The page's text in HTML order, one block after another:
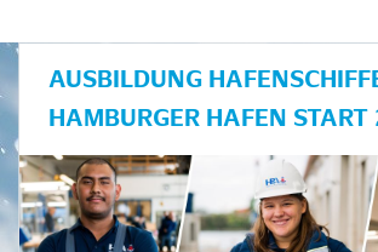
AUSBILDUNG
HAMBURGER HAFEN